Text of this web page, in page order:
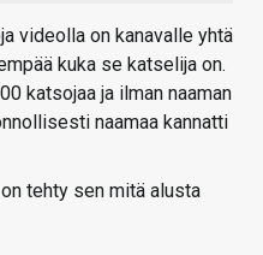
videolla on kanavalle yhtä
kuka se katselija on.
katsojaa ja ilman naaman
naamaa kannatti
tehty sen mitä alusta